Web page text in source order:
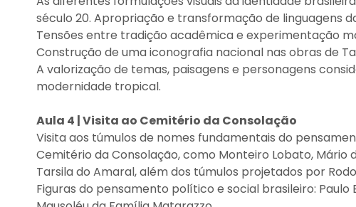
século 20. Apropriação e transformação de linguagens
Tensões entre tradição acadêmica e experimentação
Construção de uma iconografia nacional nas obras de
A valorização de temas, paisagens e personagens
modernidade tropical.
Aula 4 | Visita ao Cemitério da Consolação
Visita aos túmulos de nomes fundamentais do
Cemitério da Consolação, como Monteiro Lobato, Mário
Tarsila do Amaral, além dos túmulos projetados por
Figuras do pensamento político e social brasileiro: Paulo